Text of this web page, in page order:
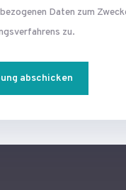
Daten zum
zu.